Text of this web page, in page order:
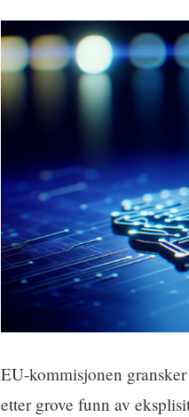
EU-kommisjonen
etter grove funn av